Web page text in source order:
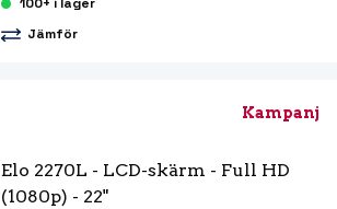
100+ i lager
Jämför
Kampanj
Elo 2270L - LCD-skärm - Full HD
(1080p) - 22"